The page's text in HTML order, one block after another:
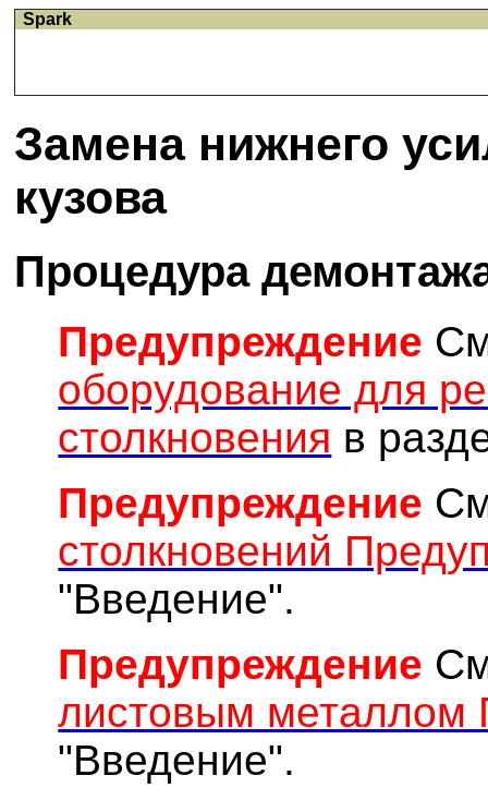
Spark
Замена нижнего
кузова
Процедура
Предупреждение
оборудование для
столкновения в
Предупреждение
столкновений
"Введение".
Предупреждение
листовым металлом
"Введение".